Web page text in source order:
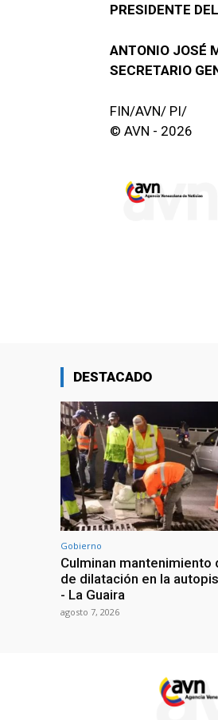
PRESIDENTE
ANTONIO JOSÉ
SECRETARIO
FIN/AVN/ PI/
© AVN - 2026
DESTACADO
Gobierno
Culminan mantenimiento
de dilatación en la
- La Guaira
agosto 7, 2026